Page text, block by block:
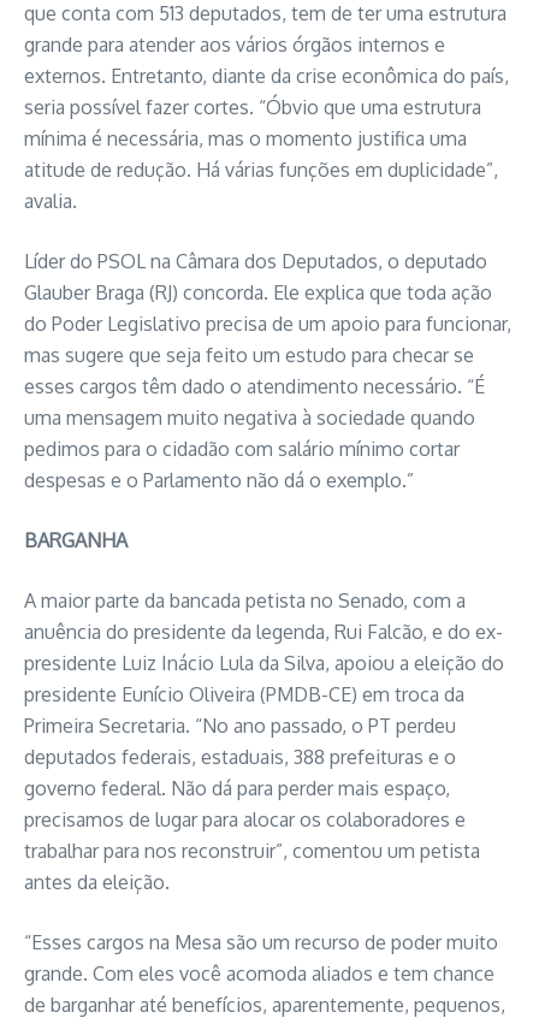
que conta com 513 deputados, tem de ter uma estrutura
grande para atender aos vários órgãos internos e
externos. Entretanto, diante da crise econômica do país,
seria possível fazer cortes. “Óbvio que uma estrutura
mínima é necessária, mas o momento justifica uma
atitude de redução. Há várias funções em duplicidade”,
avalia.
Líder do PSOL na Câmara dos Deputados, o deputado
Glauber Braga (RJ) concorda. Ele explica que toda ação
do Poder Legislativo precisa de um apoio para funcionar,
mas sugere que seja feito um estudo para checar se
esses cargos têm dado o atendimento necessário. “É
uma mensagem muito negativa à sociedade quando
pedimos para o cidadão com salário mínimo cortar
despesas e o Parlamento não dá o exemplo.”
BARGANHA
A maior parte da bancada petista no Senado, com a
anuência do presidente da legenda, Rui Falcão, e do ex-
presidente Luiz Inácio Lula da Silva, apoiou a eleição do
presidente Eunício Oliveira (PMDB-CE) em troca da
Primeira Secretaria. “No ano passado, o PT perdeu
deputados federais, estaduais, 388 prefeituras e o
governo federal. Não dá para perder mais espaço,
precisamos de lugar para alocar os colaboradores e
trabalhar para nos reconstruir”, comentou um petista
antes da eleição.
“Esses cargos na Mesa são um recurso de poder muito
grande. Com eles você acomoda aliados e tem chance
de barganhar até benefícios, aparentemente, pequenos,